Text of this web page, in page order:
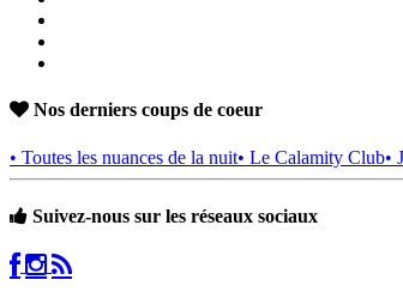
Nos derniers coups de coeur
• Toutes les nuances de la nuit• Le Calamity Club•
Suivez-nous sur les réseaux sociaux